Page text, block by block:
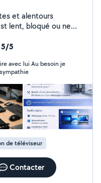
et alentours
lent, bloqué ou ne
pour résoudre vos
malwares
Résolution des écrans
Mise à jour bloquée
ou périphériques
rapide. Devis
: Création de site
"webandfix" pour
5/5
Au besoin je
pour ta sympathie
de téléviseur
Contacter